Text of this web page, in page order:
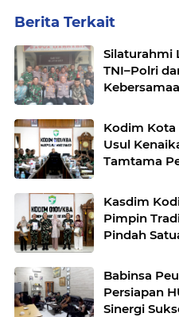
Berita Terkait
Silaturahmi
TNI–Polri
Kodim Kota
Usul
Tamtama
Kasdim
Pimpin
Pindah
Babinsa
Persiapan
Sinergi